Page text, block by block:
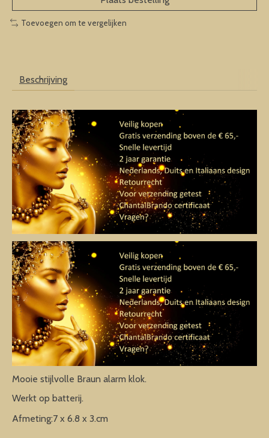
Toevoegen om te vergelijken
Beschrijving
Mooie stijlvolle Braun alarm klok.
Werkt op batterij.
Afmeting:7 x 6.8 x 3.cm